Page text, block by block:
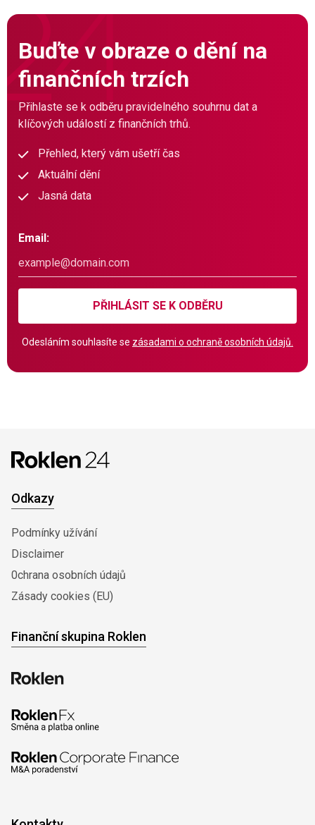
Buďte v obraze o dění na
finančních trzích
Přihlaste se k odběru pravidelného souhrnu dat a
klíčových událostí z finančních trhů.
Přehled, který vám ušetří čas
Aktuální dění
Jasná data
Email:
PŘIHLÁSIT SE K ODBĚRU
Odesláním souhlasíte se zásadami o ochraně osobních údajů.
Odkazy
Podmínky užívání
Disclaimer
0chrana osobních údajů
Zásady cookies (EU)
Finanční skupina Roklen